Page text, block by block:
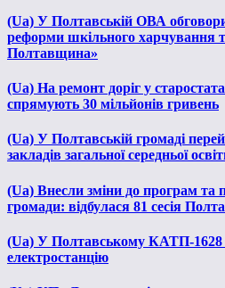
(Ua) У Полтавській ОВА
реформи шкільного харчування
Полтавщина»
(Ua) На ремонт доріг у
спрямують 30 мільйонів гривень
(Ua) У Полтавській громаді
закладів загальної середньої
(Ua) Внесли зміни до програм та
громади: відбулася 81 сесія
(Ua) У Полтавському КАТП-1628
електростанцію